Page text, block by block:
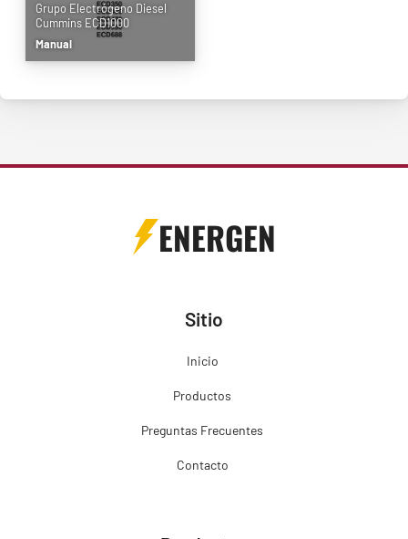
Grupo Electrógeno Diesel
Cummins ECD1000
Manual
ENERGEN
Sitio
Inicio
Productos
Preguntas Frecuentes
Contacto